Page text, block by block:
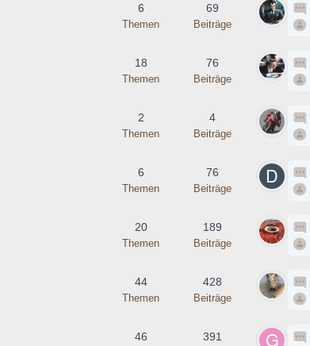
6
Themen
69
Beiträge
18
Themen
76
Beiträge
2
Themen
4
Beiträge
6
Themen
76
Beiträge
20
Themen
189
Beiträge
44
Themen
428
Beiträge
46 391